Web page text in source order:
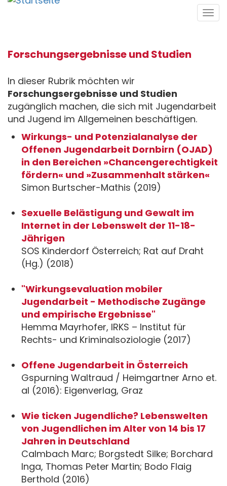
Direkt
Forschungsergebnisse und Studien
In dieser Rubrik möchten wir
Forschungsergebnisse und Studien
zugänglich machen, die sich mit Jugendarbeit
und Jugend im Allgemeinen beschäftigen.
Wirkungs- und Potenzialanalyse der
Offenen Jugendarbeit Dornbirn (OJAD)
in den Bereichen »Chancengerechtigkeit
fördern« und »Zusammenhalt stärken«
Simon Burtscher-Mathis (2019)
Sexuelle Belästigung und Gewalt im
Internet in der Lebenswelt der 11-18-
Jährigen
SOS Kinderdorf Österreich; Rat auf Draht
(Hg.) (2018)
"Wirkungsevaluation mobiler
Jugendarbeit - Methodische Zugänge
und empirische Ergebnisse"
Hemma Mayrhofer, IRKS – Institut für
Rechts- und Kriminalsoziologie (2017)
Offene Jugendarbeit in Österreich
Gspurning Waltraud / Heimgartner Arno et.
al (2016): Eigenverlag, Graz
Wie ticken Jugendliche? Lebenswelten
von Jugendlichen im Alter von 14 bis 17
Jahren in Deutschland
Calmbach Marc; Borgstedt Silke; Borchard
Inga, Thomas Peter Martin; Bodo Flaig
Berthold (2016)